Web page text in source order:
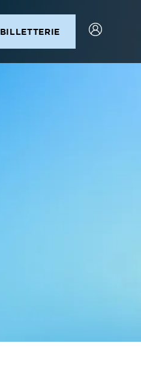
BILLETTERIE